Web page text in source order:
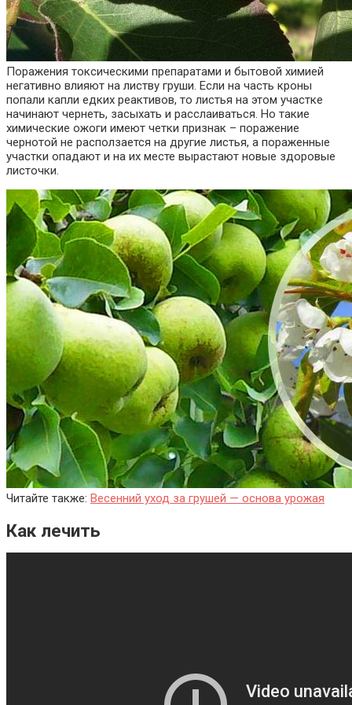
Поражения токсическими препаратами и бытовой химией
негативно влияют на листву груши. Если на часть кроны
попали капли едких реактивов, то листья на этом участке
начинают чернеть, засыхать и расслаиваться. Но такие
химические ожоги имеют четки признак – поражение
чернотой не расползается на другие листья, а пораженные
участки опадают и на их месте вырастают новые здоровые
листочки.
Читайте также: Весенний уход за грушей — основа урожая
Как лечить